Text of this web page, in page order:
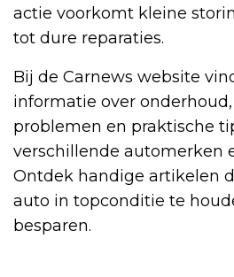
actie voorkomt kleine
tot dure reparaties.
Bij de Carnews website
informatie over
problemen en praktische
verschillende automerken
Ontdek handige artikelen
auto in topconditie te
besparen.